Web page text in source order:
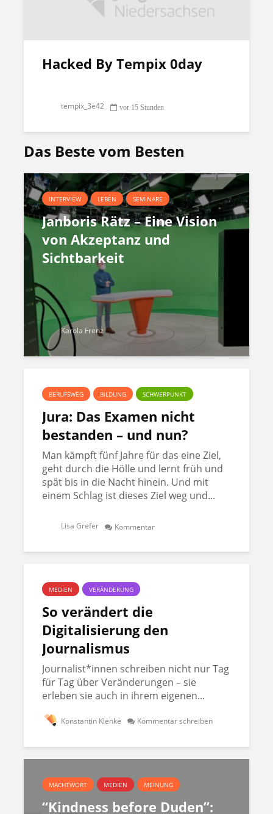
Hacked By Tempix 0day
tempix_3e42 vor 15 Stunden
Das Beste vom Besten
INTERVIEW LEBEN SEMINARE
Janboris Rätz – Eine Vision
von Akzeptanz und
Sichtbarkeit
Karola Frenz
BERUFSWEG BILDUNG SCHWERPUNKT
Jura: Das Examen nicht
bestanden – und nun?
Man kämpft fünf Jahre für das eine Ziel,
geht durch die Hölle und lernt früh und
spät bis in die Nacht hinein. Und mit
einem Schlag ist dieses Ziel weg und...
Lisa Grefer Kommentar
MEDIEN VERÄNDERUNG
So verändert die
Digitalisierung den
Journalismus
Journalist*innen schreiben nicht nur Tag
für Tag über Veränderungen – sie
erleben sie auch in ihrem eigenen...
Konstantin Klenke Kommentar schreiben
MACHTWORT MEDIEN MEINUNG
“Kindness before Duden”: